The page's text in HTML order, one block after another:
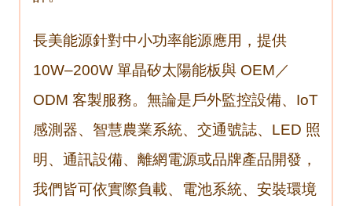
長美能源針對中小功率能源應用，提供
10W–200W 單晶矽太陽能板與 OEM／
ODM 客製服務。無論是戶外監控設備、IoT
感測器、智慧農業系統、交通號誌、LED 照
明、通訊設備、離網電源或品牌產品開發，
我們皆可依實際負載、電池系統、安裝環境